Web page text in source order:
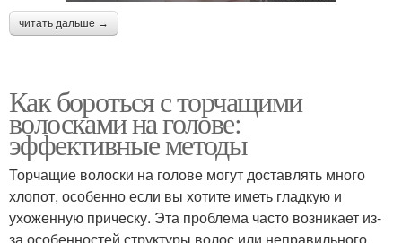
читать дальше →
Как бороться с торчащими
волосками на голове:
эффективные методы
Торчащие волоски на голове могут доставлять много
хлопот, особенно если вы хотите иметь гладкую и
ухоженную прическу. Эта проблема часто возникает из-